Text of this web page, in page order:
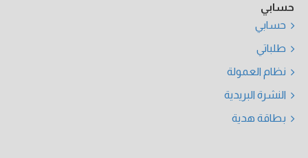
حسابي
حسابي
طلباتي
نظام العمولة
النشرة البريدية
بطاقة هدية